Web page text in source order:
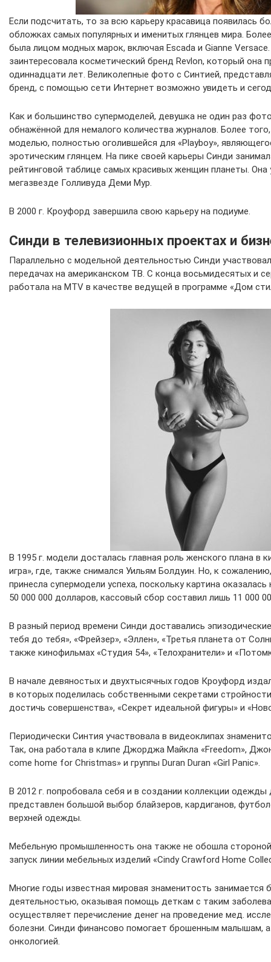
Если подсчитать, то за всю карьеру красавица появилась
обложках самых популярных и именитых глянцев мира.
была лицом модных марок, включая Escada и Gianne
заинтересовала косметический бренд Revlon, который она
одиннадцати лет. Великолепные фото с Синтией,
бренд, с помощью сети Интернет возможно увидеть и
Как и большинство супермоделей, девушка не один раз
обнажённой для немалого количества журналов. Более
моделью, полностью оголившейся для «Playboy»,
эротическим глянцем. На пике своей карьеры Синди
рейтинговой таблице самых красивых женщин планеты. Она
мегазвезде Голливуда Деми Мур.
В 2000 г. Кроуфорд завершила свою карьеру на подиуме.
Синди в телевизионных проектах и
Параллельно с модельной деятельностью Синди
передачах на американском ТВ. С конца восьмидесятых и
работала на MTV в качестве ведущей в программе «Дом
В 1995 г. модели досталась главная роль женского плана в
игра», где, также снимался Уильям Болдуин. Но, к
принесла супермодели успеха, поскольку картина
50 000 000 долларов, кассовый сбор составил лишь 11 000
В разный период времени Синди доставались
тебя до тебя», «Фрейзер», «Эллен», «Третья планета от
также кинофильмах «Студия 54», «Телохранители» и
В начале девяностых и двухтысячных годов Кроуфорд
в которых поделилась собственными секретами
достичь совершенства», «Секрет идеальной фигуры» и
Периодически Синтия участвовала в видеоклипах
Так, она работала в клипе Джорджа Майкла «Freedom»,
come home for Christmas» и группы Duran Duran «Girl Panic».
В 2012 г. попробовала себя и в создании коллекции
представлен большой выбор блайзеров, кардиганов,
верхней одежды.
Мебельную промышленность она также не обошла
запуск линии мебельных изделий «Cindy Crawford Home
Многие годы известная мировая знаменитость занимается
деятельностью, оказывая помощь деткам с таким
осуществляет перечисление денег на проведение мед.
болезни. Синди финансово помогает брошенным малышам,
онкологией.